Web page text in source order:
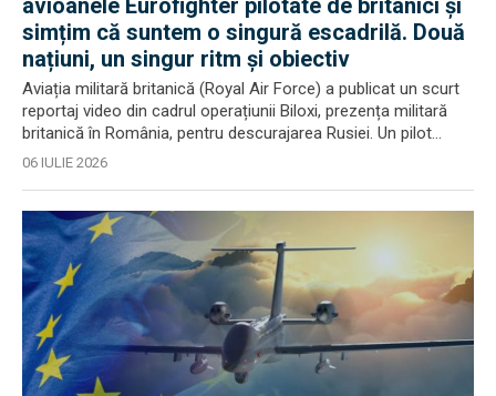
simțim că suntem o singură escadrilă. Două
națiuni, un singur ritm și obiectiv
Aviația militară britanică (Royal Air Force) a publicat un scurt
reportaj video din cadrul operațiunii Biloxi, prezența militară
britanică în România, pentru descurajarea Rusiei. Un pilot...
06 IULIE 2026